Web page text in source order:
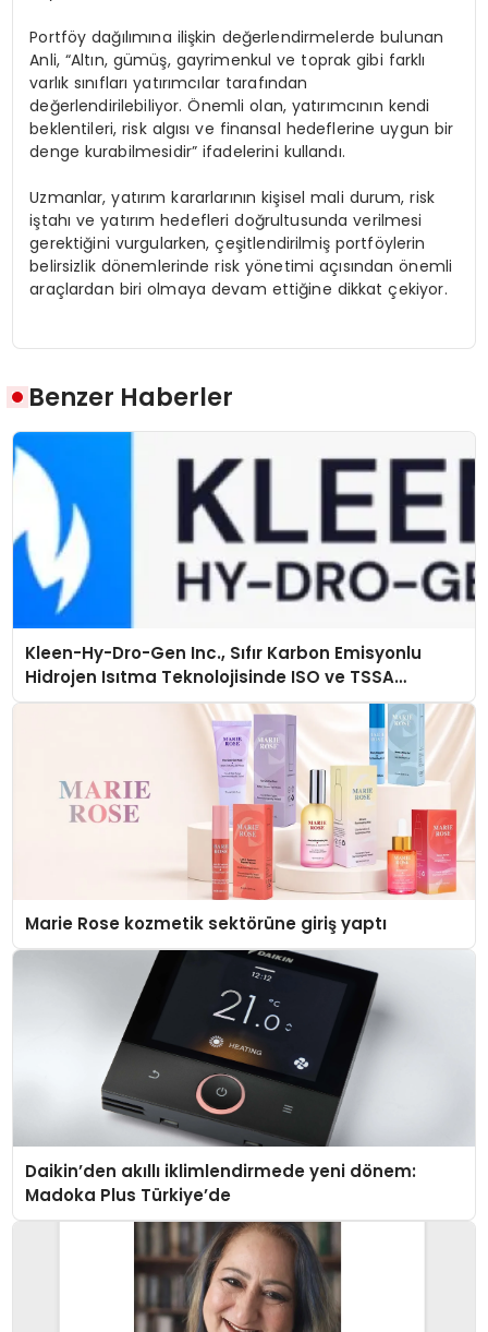
Portföy dağılımına ilişkin değerlendirmelerde bulunan
Anli, “Altın, gümüş, gayrimenkul ve toprak gibi farklı
varlık sınıfları yatırımcılar tarafından
değerlendirilebiliyor. Önemli olan, yatırımcının kendi
beklentileri, risk algısı ve finansal hedeflerine uygun bir
denge kurabilmesidir” ifadelerini kullandı.
Uzmanlar, yatırım kararlarının kişisel mali durum, risk
iştahı ve yatırım hedefleri doğrultusunda verilmesi
gerektiğini vurgularken, çeşitlendirilmiş portföylerin
belirsizlik dönemlerinde risk yönetimi açısından önemli
araçlardan biri olmaya devam ettiğine dikkat çekiyor.
Benzer Haberler
Kleen-Hy-Dro-Gen Inc., Sıfır Karbon Emisyonlu
Hidrojen Isıtma Teknolojisinde ISO ve TSSA
Düzenleyici Onaylarını Aldı
Marie Rose kozmetik sektörüne giriş yaptı
Daikin’den akıllı iklimlendirmede yeni dönem:
Madoka Plus Türkiye’de